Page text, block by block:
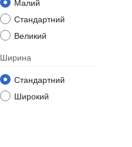
Малий
Стандартний
Великий
Ширина
Стандартний
Широкий